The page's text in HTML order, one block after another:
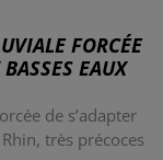
FORCÉE
EAUX
de s’adapter
très précoces